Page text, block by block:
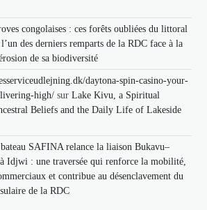
congolaises : ces forêts oubliées du littoral
des derniers remparts de la RDC face à la
de sa biodiversité
daytona-spin-casino-your-
high/ surLake Kivu, a Spiritual
Beliefs and the Daily Life of Lakeside
SAFINA relance la liaison Bukavu–
à Idjwi : une traversée qui renforce la mobilité,
et contribue au désenclavement du
de la RDC